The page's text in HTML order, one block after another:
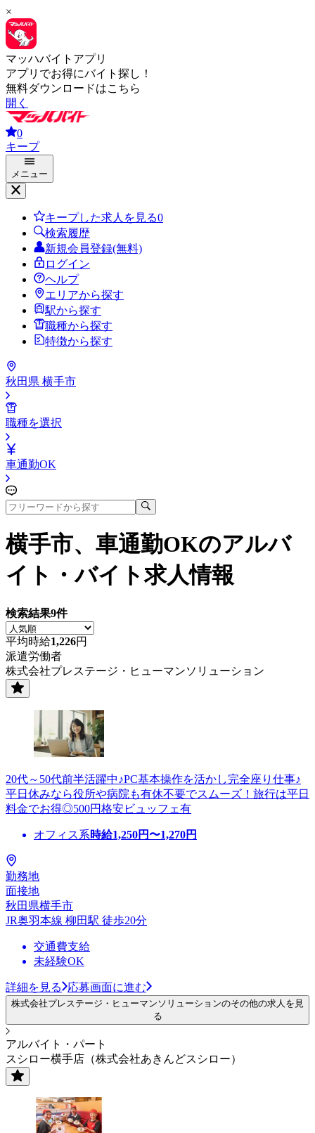
×
マッハバイトアプリ
アプリでお得にバイト探し！
無料ダウンロードはこちら
開く
0
キープ
メニュー
キープした求人を見る0
検索履歴
新規会員登録(無料)
ログイン
ヘルプ
エリアから探す
駅から探す
職種から探す
特徴から探す
秋田県 横手市
職種を選択
車通勤OK
横手市、車通勤OKのアルバ
イト・バイト求人情報
検索結果9件
平均時給1,226円
派遣労働者
株式会社プレステージ・ヒューマンソリューション
20代～50代前半活躍中♪PC基本操作を活かし完全座り仕事♪
平日休みなら役所や病院も有休不要でスムーズ！旅行は平日
料金でお得◎500円格安ビュッフェ有
オフィス系時給1,250円〜1,270円
勤務地
面接地
秋田県横手市
JR奥羽本線 柳田駅 徒歩20分
交通費支給
未経験OK
詳細を見る 応募画面に進む
株式会社プレステージ・ヒューマンソリューションのその他の求人を見
る
アルバイト・パート
スシロー横手店（株式会社あきんどスシロー）